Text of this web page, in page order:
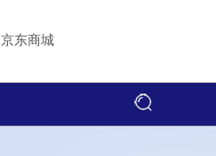
京东商城